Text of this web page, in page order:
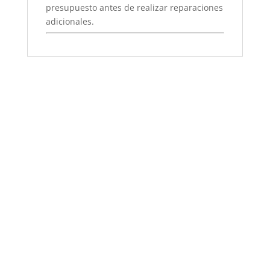
presupuesto antes de realizar reparaciones
adicionales.